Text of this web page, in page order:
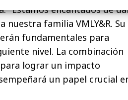
"Estamos encantados de
nuestra familia VMLY&R. Su
fundamentales para
nivel. La combinación
lograr un impacto
un papel crucial